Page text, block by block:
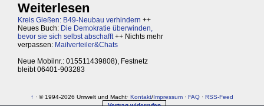
Weiterlesen
Kreis Gießen: B49-Neubau verhindern ++
Neues Buch: Die Demokratie überwinden,
bevor sie sich selbst abschafft++ Nichts mehr
verpassen: Mailverteiler&Chats
Neue Mobilnr.: 015511439808), Festnetz
bleibt 06401-903283
↑ · © 1994-2026 Umwelt und Macht· Kontakt/ Impressum · FAQ · RSS-Feed